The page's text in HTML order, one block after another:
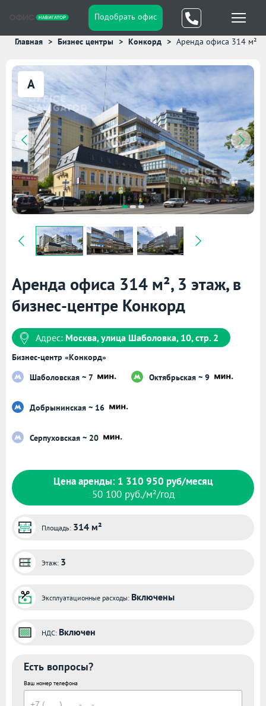
Подобрать офис
Главная Бизнес центры Конкорд Аренда офиса 314 м²
A
Аренда офиса 314 м², 3 этаж, в
бизнес-центре Конкорд
Адрес: Москва, улица Шаболовка, 10, стр. 2
Бизнес-центр «Конкорд»
Шаболовская ~ 7
Октябрьская ~ 9
Добрынинская ~ 16
Серпуховская ~ 20
Цена аренды: 1 310 950 руб/месяц
50 100 руб./м²/год
Площадь: 314 м²
Этаж: 3
Эксплуатационные расходы: Включены
НДС: Включен
Есть вопросы?
Ваш номер телефона